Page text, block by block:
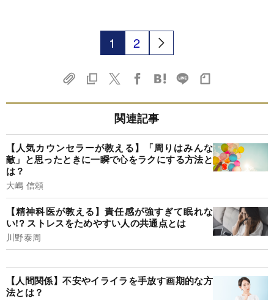
1 2
関連記事
【人気カウンセラーが教える】「周りはみんな
敵」と思ったときに一瞬で心をラクにする方法と
は？
大嶋 信頼
【精神科医が教える】責任感が強すぎて眠れな
い!? ストレスをためやすい人の共通点とは
川野泰周
【人間関係】不安やイライラを手放す画期的な方
法とは？